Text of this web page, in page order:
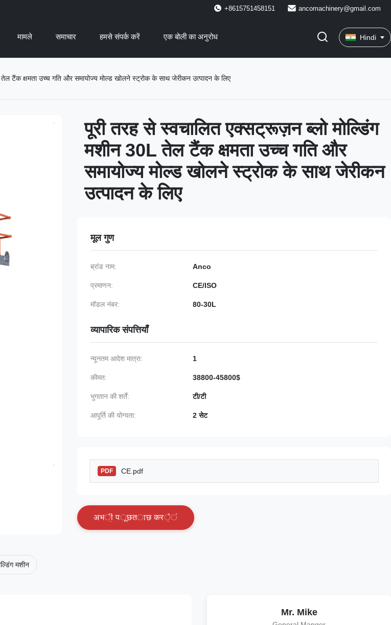
+8615751458151 ancomachinery@gmail.com
मामले समाचार हमसे संपर्क करें एक बोली का अनुरोध Hindi
टैंक क्षमता उच्च गति और समायोज्य मोल्ड खोलने स्ट्रोक के साथ जेरीकन उत्पादन के लिए
पूरी तरह से स्वचालित एक्सट्रूज़न ब्लो मोल्डिंग
मशीन 30L तेल टैंक क्षमता उच्च गति और
समायोज्य मोल्ड खोलने स्ट्रोक के साथ जेरीकन
उत्पादन के लिए
मूल गुण
ब्रांड नाम: Anco
प्रमाणन: CE/ISO
मॉडल नंबर: 80-30L
व्यापारिक संपत्तियाँ
न्यूनतम आदेश मात्रा: 1
कीमत: 38800-45800$
भुगतान की शर्तें: टी/टी
आपूर्ति की योग्यता: 2 सेट
PDF CE.pdf
अभी पूछताछ करें
मशीन
Mr. Mike